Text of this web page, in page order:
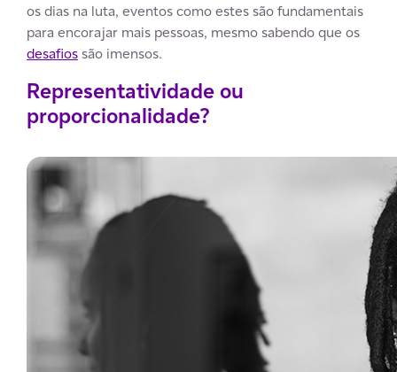
os dias na luta, eventos como estes são fundamentais
para encorajar mais pessoas, mesmo sabendo que os
desafios são imensos.
Representatividade ou
proporcionalidade?